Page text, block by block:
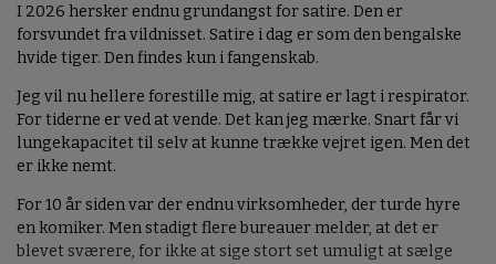
I 2026 hersker endnu grundangst for satire. Den er
forsvundet fra vildnisset. Satire i dag er som den bengalske
hvide tiger. Den findes kun i fangenskab.
Jeg vil nu hellere forestille mig, at satire er lagt i respirator.
For tiderne er ved at vende. Det kan jeg mærke. Snart får vi
lungekapacitet til selv at kunne trække vejret igen. Men det
er ikke nemt.
For 10 år siden var der endnu virksomheder, der turde hyre
en komiker. Men stadigt flere bureauer melder, at det er
blevet sværere, for ikke at sige stort set umuligt at sælge